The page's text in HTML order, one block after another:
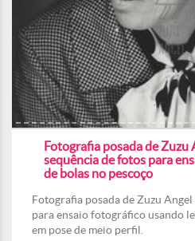
Fotografia posada de Zuzu
sequência de fotos para
de bolas no pescoço
Fotografia posada de Zuzu
para ensaio fotográfico usando
em pose de meio perfil.